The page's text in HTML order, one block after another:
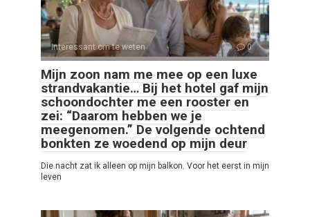
Interessant om te weten 0
Mijn zoon nam me mee op een luxe
strandvakantie… Bij het hotel gaf mijn
schoondochter me een rooster en
zei: “Daarom hebben we je
meegenomen.” De volgende ochtend
bonkten ze woedend op mijn deur
Die nacht zat ik alleen op mijn balkon. Voor het eerst in mijn
leven